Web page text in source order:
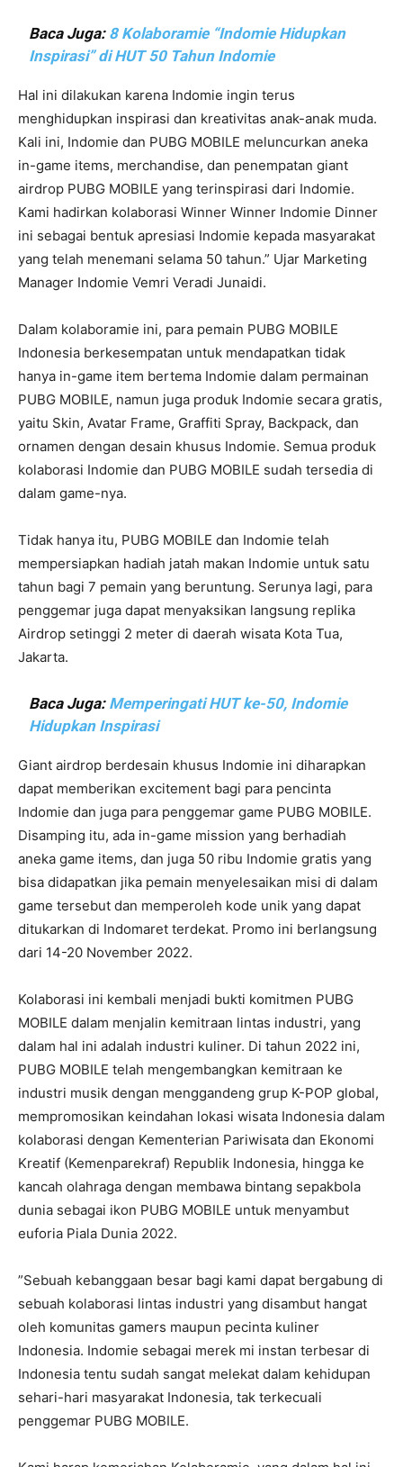
Baca Juga: 8 Kolaboramie “Indomie Hidupkan
Inspirasi” di HUT 50 Tahun Indomie
Hal ini dilakukan karena Indomie ingin terus
menghidupkan inspirasi dan kreativitas anak-anak muda.
Kali ini, Indomie dan PUBG MOBILE meluncurkan aneka
in-game items, merchandise, dan penempatan giant
airdrop PUBG MOBILE yang terinspirasi dari Indomie.
Kami hadirkan kolaborasi Winner Winner Indomie Dinner
ini sebagai bentuk apresiasi Indomie kepada masyarakat
yang telah menemani selama 50 tahun.” Ujar Marketing
Manager Indomie Vemri Veradi Junaidi.
Dalam kolaboramie ini, para pemain PUBG MOBILE
Indonesia berkesempatan untuk mendapatkan tidak
hanya in-game item bertema Indomie dalam permainan
PUBG MOBILE, namun juga produk Indomie secara gratis,
yaitu Skin, Avatar Frame, Graffiti Spray, Backpack, dan
ornamen dengan desain khusus Indomie. Semua produk
kolaborasi Indomie dan PUBG MOBILE sudah tersedia di
dalam game-nya.
Tidak hanya itu, PUBG MOBILE dan Indomie telah
mempersiapkan hadiah jatah makan Indomie untuk satu
tahun bagi 7 pemain yang beruntung. Serunya lagi, para
penggemar juga dapat menyaksikan langsung replika
Airdrop setinggi 2 meter di daerah wisata Kota Tua,
Jakarta.
Baca Juga: Memperingati HUT ke-50, Indomie
Hidupkan Inspirasi
Giant airdrop berdesain khusus Indomie ini diharapkan
dapat memberikan excitement bagi para pencinta
Indomie dan juga para penggemar game PUBG MOBILE.
Disamping itu, ada in-game mission yang berhadiah
aneka game items, dan juga 50 ribu Indomie gratis yang
bisa didapatkan jika pemain menyelesaikan misi di dalam
game tersebut dan memperoleh kode unik yang dapat
ditukarkan di Indomaret terdekat. Promo ini berlangsung
dari 14-20 November 2022.
Kolaborasi ini kembali menjadi bukti komitmen PUBG
MOBILE dalam menjalin kemitraan lintas industri, yang
dalam hal ini adalah industri kuliner. Di tahun 2022 ini,
PUBG MOBILE telah mengembangkan kemitraan ke
industri musik dengan menggandeng grup K-POP global,
mempromosikan keindahan lokasi wisata Indonesia dalam
kolaborasi dengan Kementerian Pariwisata dan Ekonomi
Kreatif (Kemenparekraf) Republik Indonesia, hingga ke
kancah olahraga dengan membawa bintang sepakbola
dunia sebagai ikon PUBG MOBILE untuk menyambut
euforia Piala Dunia 2022.
”Sebuah kebanggaan besar bagi kami dapat bergabung di
sebuah kolaborasi lintas industri yang disambut hangat
oleh komunitas gamers maupun pecinta kuliner
Indonesia. Indomie sebagai merek mi instan terbesar di
Indonesia tentu sudah sangat melekat dalam kehidupan
sehari-hari masyarakat Indonesia, tak terkecuali
penggemar PUBG MOBILE.